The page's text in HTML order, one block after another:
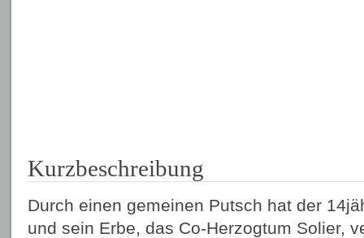
Kurzbeschreibung
Durch einen gemeinen Putsch hat der
und sein Erbe, das Co-Herzogtum Solier,